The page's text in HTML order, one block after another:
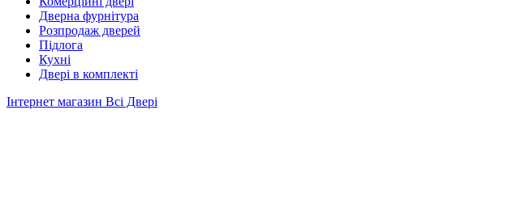
Дверна фурнітура
Розпродаж дверей
Підлога
Кухні
Двері в комплекті
Інтернет магазин Всі Двері